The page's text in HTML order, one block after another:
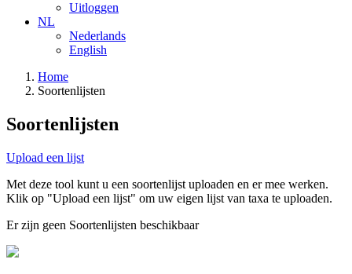
Uitloggen
NL
Nederlands
English
Home
Soortenlijsten
Soortenlijsten
Upload een lijst
Met deze tool kunt u een soortenlijst uploaden en er mee werken.
Klik op "Upload een lijst" om uw eigen lijst van taxa te uploaden.
Er zijn geen Soortenlijsten beschikbaar